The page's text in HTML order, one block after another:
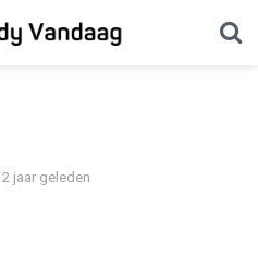
2 jaar geleden